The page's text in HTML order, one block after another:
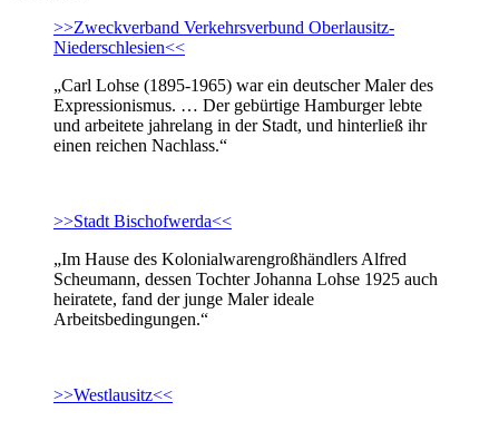
>>Zweckverband Verkehrsverbund Oberlausitz-
Niederschlesien<<
„Carl Lohse (1895-1965) war ein deutscher Maler des
Expressionismus. … Der gebürtige Hamburger lebte
und arbeitete jahrelang in der Stadt, und hinterließ ihr
einen reichen Nachlass.“
>>Stadt Bischofwerda<<
„Im Hause des Kolonialwarengroßhändlers Alfred
Scheumann, dessen Tochter Johanna Lohse 1925 auch
heiratete, fand der junge Maler ideale
Arbeitsbedingungen.“
>>Westlausitz<<